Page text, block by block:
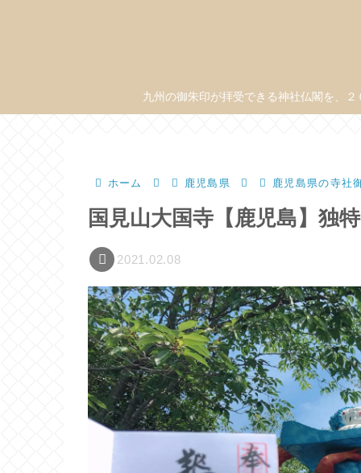
九州の御朱印が拝受できる神社仏閣を、
ホーム 鹿児島県 鹿児島県の寺社
国見山大国寺【鹿児島】独
2021.02.08